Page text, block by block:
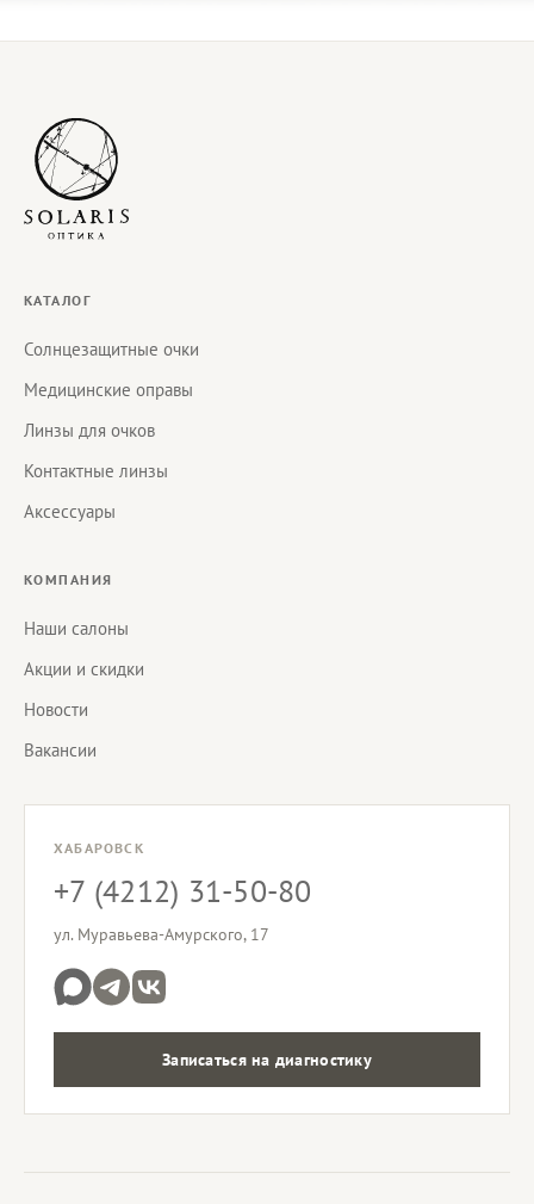
КАТАЛОГ
Солнцезащитные очки
Медицинские оправы
Линзы для очков
Контактные линзы
Аксессуары
КОМПАНИЯ
Наши салоны
Акции и скидки
Новости
Вакансии
ХАБАРОВСК
+7 (4212) 31-50-80
ул. Муравьева-Амурского, 17
Записаться на диагностику